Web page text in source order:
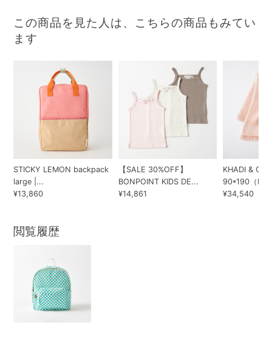
この商品を見た人は、こちらの商品もみてい
ます
STICKY LEMON backpack
large |...
¥13,860
【SALE 30%OFF】
BONPOINT KIDS DE...
¥14,861
KHADI & CO
90*190（R...
¥34,540
閲覧履歴